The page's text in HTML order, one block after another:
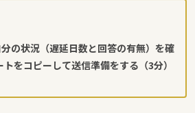
の状況（遅延日数と回答の有無）を確
をコピーして送信準備をする（3分）